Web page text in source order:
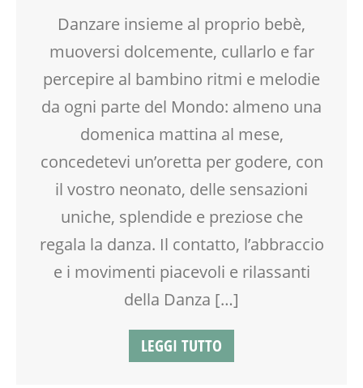
MAMME
MOVIMENTO
PRIMA INFANZIA
PUERICULTURA
Danzare insieme al proprio bebè,
muoversi dolcemente, cullarlo e far
percepire al bambino ritmi e melodie
da ogni parte del Mondo: almeno una
domenica mattina al mese,
concedetevi un’oretta per godere, con
il vostro neonato, delle sensazioni
uniche, splendide e preziose che
regala la danza. Il contatto, l’abbraccio
e i movimenti piacevoli e rilassanti
della Danza […]
LEGGI TUTTO